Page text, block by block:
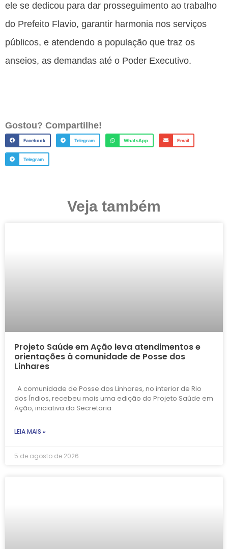
ele se dedicou para dar prosseguimento ao trabalho
do Prefeito Flavio, garantir harmonia nos serviços
públicos, e atendendo a população que traz os
anseios, as demandas até o Poder Executivo.
Gostou? Compartilhe!
Facebook Telegram WhatsApp Email
Telegram
Veja também
Projeto Saúde em Ação leva atendimentos e
orientações à comunidade de Posse dos
Linhares
A comunidade de Posse dos Linhares, no interior de Rio
dos Índios, recebeu mais uma edição do Projeto Saúde em
Ação, iniciativa da Secretaria
LEIA MAIS »
5 de agosto de 2026